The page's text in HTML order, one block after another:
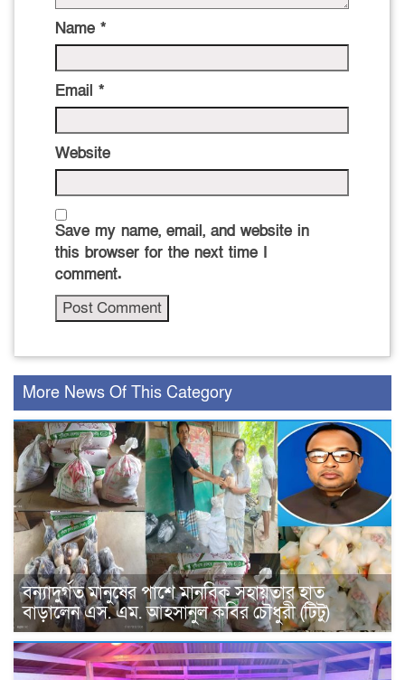
Name *
Email *
Website
Save my name, email, and website in
this browser for the next time I
comment.
More News Of This Category
বন্যাদুর্গত মানুষের পাশে মানবিক সহায়তার হাত
বাড়ালেন এস. এম. আহসানুল কবির চৌধুরী (টিটু)